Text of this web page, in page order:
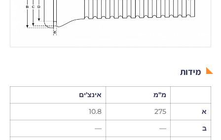
מידות
מ"מ
אינצ'ים
א
275
10.8
ב
—
—